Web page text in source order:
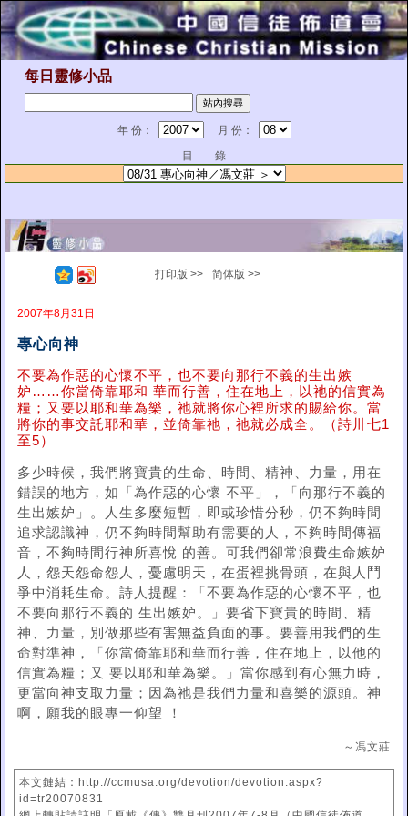
每日靈修小品
年 份：
月 份：
目 錄
打印版 >> 简体版 >>
2007年8月31日
專心向神
不要為作惡的心懷不平，也不要向那行不義的生出嫉
妒……你當倚靠耶和 華而行善，住在地上，以祂的信實為
糧；又要以耶和華為樂，祂就將你心裡所求的賜給你。當
將你的事交託耶和華，並倚靠祂，祂就必成全。（詩卅七1
至5）
多少時候，我們將寶貴的生命、時間、精神、力量，用在
錯誤的地方，如「為作惡的心懷 不平」，「向那行不義的
生出嫉妒」。人生多麼短暫，即或珍惜分秒，仍不夠時間
追求認識神，仍不夠時間幫助有需要的人，不夠時間傳福
音，不夠時間行神所喜悅 的善。可我們卻常浪費生命嫉妒
人，怨天怨命怨人，憂慮明天，在蛋裡挑骨頭，在與人鬥
爭中消耗生命。詩人提醒：「不要為作惡的心懷不平，也
不要向那行不義的 生出嫉妒。」要省下寶貴的時間、精
神、力量，別做那些有害無益負面的事。要善用我們的生
命對準神，「你當倚靠耶和華而行善，住在地上，以他的
信實為糧；又 要以耶和華為樂。」當你感到有心無力時，
更當向神支取力量；因為祂是我們力量和喜樂的源頭。神
啊，願我的眼專一仰望 ！
～馮文莊
本文鏈結：http://ccmusa.org/devotion/devotion.aspx?
id=tr20070831